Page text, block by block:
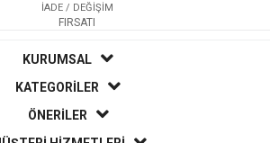
İADE / DEĞİŞİM
FIRSATI
KURUMSAL
KATEGORİLER
ÖNERİLER